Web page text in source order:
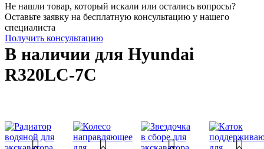
Не нашли товар, который искали или остались вопросы?
Оставьте заявку на бесплатную консультацию у нашего
специалиста
Получить консультацию
В наличии для Hyundai
R320LC-7C